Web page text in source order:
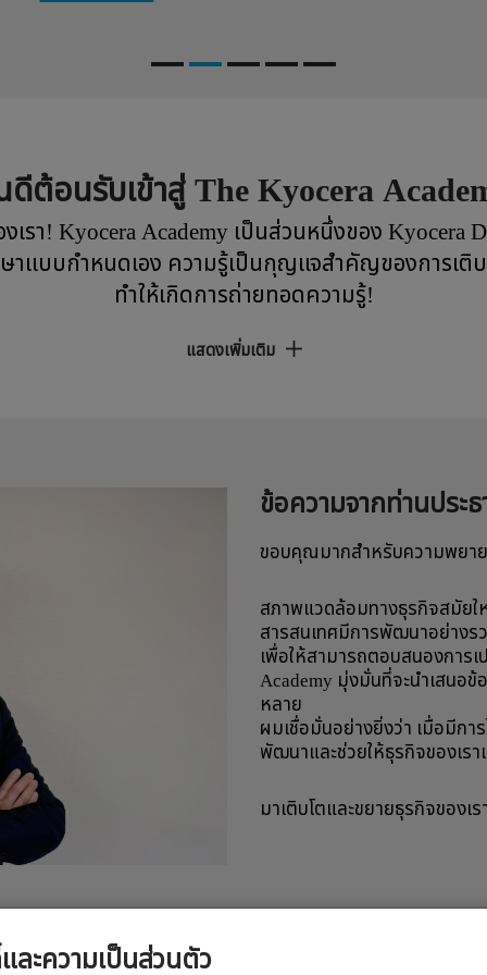
ต้อนรับเข้าสู่ The Kyocera
า! Kyocera Academy เป็นส่วนหนึ่งของ Kyocera
าแบบกำหนดเอง ความรู้เป็นกุญแจสำคัญของการเติ
ทำให้เกิดการถ่ายทอดความรู้!
การรองรับกลุ่มลูกค้าที่หลากหลาย ทั้งภายใน และภายนอกองค์ก
างประสบการณ์การเรียนที่มีคุณภาพ ด้วยเทคโนโลยีที่ทันสมัย เ
แสดงเพิ่มเติม
ข้อความจากท่านประ
ขอบคุณมากสำหรับความพยาย
สภาพแวดล้อมทางธุรกิจสมัยใ
สารสนเทศมีการพัฒนาอย่างร
เพื่อให้สามารถตอบสนองการ
Academy มุ่งมั่นที่จะนำเสนอ
หลาย
ผมเชื่อมั่นอย่างยิ่งว่า เมื่อมีก
พัฒนาและช่วยให้ธุรกิจของเรา
มาเติบโตและขยายธุรกิจของเ
ละความเป็นส่วนตัว